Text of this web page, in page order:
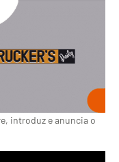
introduz e anuncia o